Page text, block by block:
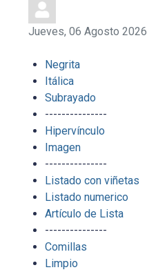
Jueves, 06 Agosto 2026
Negrita
Itálica
Subrayado
---------------
Hipervínculo
Imagen
---------------
Listado con viñetas
Listado numerico
Artículo de Lista
---------------
Comillas
Limpio